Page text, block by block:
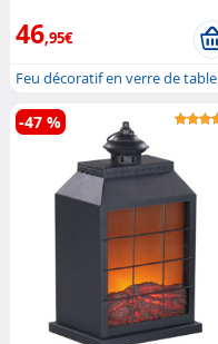
46,95€
Feu décoratif en verre de table
au...
-47 %